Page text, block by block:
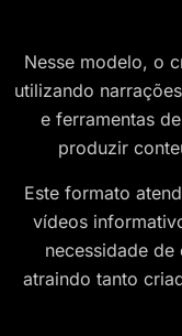
Nesse modelo, o
utilizando
e ferramentas
produzir
Este formato
vídeos
necessidade
atraindo tanto